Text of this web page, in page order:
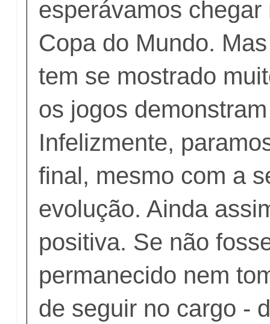
esperávamos
Copa do Mundo.
tem se mostrado
os jogos
Infelizmente,
final, mesmo com a
evolução. Ainda
positiva. Se não
permanecido nem
de seguir no cargo -